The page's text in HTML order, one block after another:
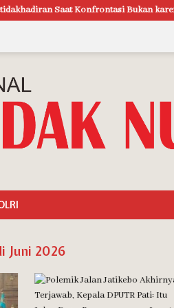
Bukan karena Mangkir
Juni 2026